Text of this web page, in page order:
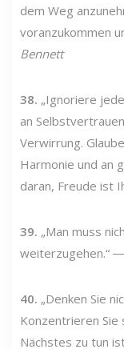
dem Weg
voranzukommen
Bennett
38. „Ignoriere
an
Verwirrung.
Harmonie und an
daran, Freude ist
39. „Man muss
weiterzugehen.“ ―
40. „Denken Sie
Konzentrieren
Nächstes zu tun